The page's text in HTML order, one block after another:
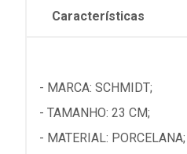
Características
- MARCA: SCHMIDT;
- TAMANHO: 23 CM;
- MATERIAL: PORCELANA;